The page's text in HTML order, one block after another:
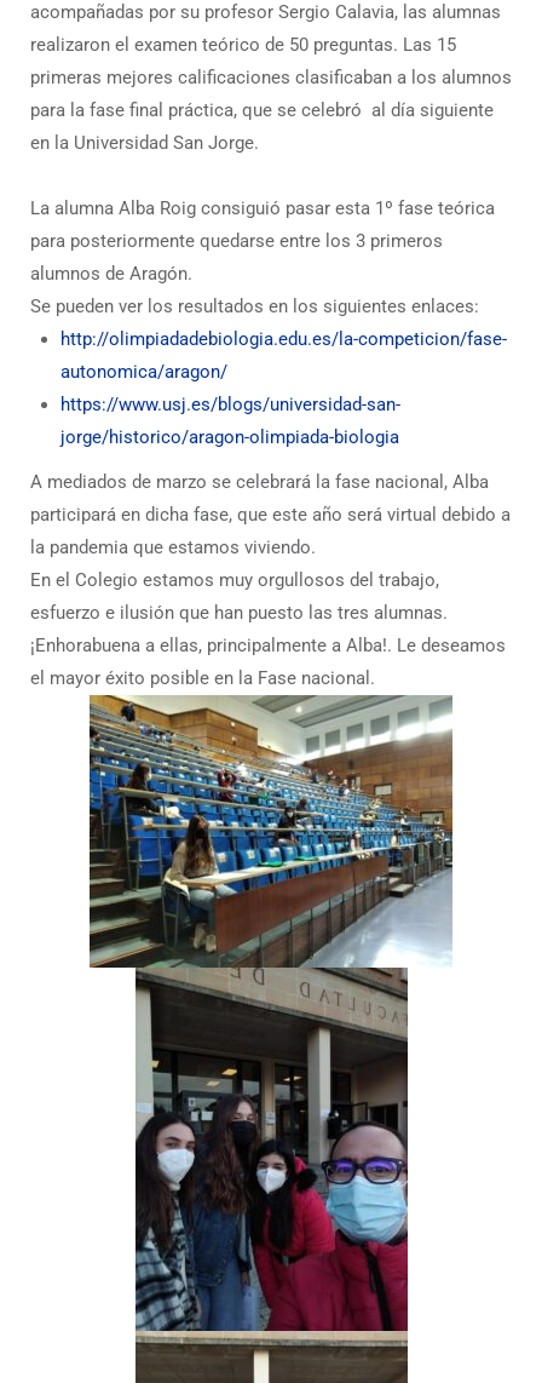
acompañadas por su profesor Sergio Calavia, las alumnas
realizaron el examen teórico de 50 preguntas. Las 15
primeras mejores calificaciones clasificaban a los alumnos
para la fase final práctica, que se celebró al día siguiente
en la Universidad San Jorge.
La alumna Alba Roig consiguió pasar esta 1º fase teórica
para posteriormente quedarse entre los 3 primeros
alumnos de Aragón.
Se pueden ver los resultados en los siguientes enlaces:
http://olimpiadadebiologia.edu.es/la-competicion/fase-
autonomica/aragon/
https://www.usj.es/blogs/universidad-san-
jorge/historico/aragon-olimpiada-biologia
A mediados de marzo se celebrará la fase nacional, Alba
participará en dicha fase, que este año será virtual debido a
la pandemia que estamos viviendo.
En el Colegio estamos muy orgullosos del trabajo,
esfuerzo e ilusión que han puesto las tres alumnas.
¡Enhorabuena a ellas, principalmente a Alba!. Le deseamos
el mayor éxito posible en la Fase nacional.